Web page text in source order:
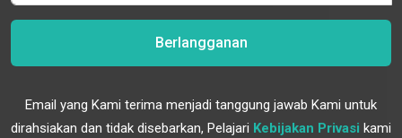
Berlangganan
Email yang Kami terima menjadi tanggung jawab Kami untuk
dirahsiakan dan tidak disebarkan, Pelajari Kebijakan Privasi kami